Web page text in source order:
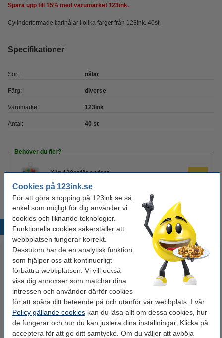
Cookies på 123ink.se
För att göra shopping på 123ink.se så
enkel som möjligt för dig använder vi
cookies och liknande teknologier.
Funktionella cookies säkerställer att
webbplatsen fungerar korrekt.
Dessutom har de en analytisk funktion
som hjälper oss att kontinuerligt
förbättra webbplatsen. Vi vill också
visa dig annonser som matchar dina
intressen och använder därför cookies
för att spåra ditt beteende på och utanför vår webbplats. I vår
Policy gällande cookies kan du läsa allt om dessa cookies, hur
de fungerar och hur du kan justera dina inställningar. Klicka på
acceptera för att ge ditt samtycke. Om du väljer att avböja
Spara upp till 15% med varumärket 123ink.
Cylinderformade kartnålar i olika färger från 123ink. 40st.
Specifikationer
Sort: nålar
Färg: diverse
Varumärke: 123ink
Antal: 40 st
Behöver du fler?
Köp120stför endast
45 kr
Populära produkter
Anslagstavla (träram) | 123ink |
60 x 40cm
Anslagstavla (träram) | Maul | 40
x 30cm